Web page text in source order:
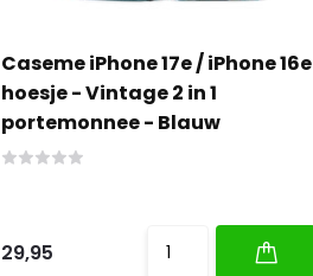
Caseme iPhone 17e / iPhone 16e
hoesje - Vintage 2 in 1
portemonnee - Blauw
29,95